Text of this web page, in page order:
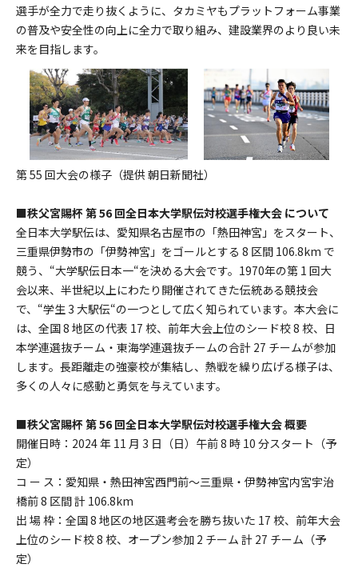
選手が全力で走り抜くように、タカミヤもプラットフォーム事業
の普及や安全性の向上に全力で取り組み、建設業界のより良い未
来を目指します。
第 55 回大会の様子（提供 朝日新聞社）
■秩父宮賜杯 第 56 回全日本大学駅伝対校選手権大会 について
全日本大学駅伝は、愛知県名古屋市の「熱田神宮」をスタート、
三重県伊勢市の「伊勢神宮」をゴールとする 8 区間 106.8km で
競う、“大学駅伝日本一“を決める大会です。1970年の第 1 回大
会以来、半世紀以上にわたり開催されてきた伝統ある競技会
で、“学生 3 大駅伝“の一つとして広く知られています。本大会に
は、全国 8 地区の代表 17 校、前年大会上位のシード校 8 校、日
本学連選抜チーム・東海学連選抜チームの合計 27 チームが参加
します。長距離走の強豪校が集結し、熱戦を繰り広げる様子は、
多くの人々に感動と勇気を与えています。
■秩父宮賜杯 第 56 回全日本大学駅伝対校選手権大会 概要
開催日時：2024 年 11 月 3 日（日）午前 8 時 10 分スタート（予
定）
コ ー ス：愛知県・熱田神宮西門前～三重県・伊勢神宮内宮宇治
橋前 8 区間 計 106.8km
出 場 枠：全国 8 地区の地区選考会を勝ち抜いた 17 校、前年大会
上位のシード校 8 校、オープン参加 2 チーム 計 27 チーム（予
定）